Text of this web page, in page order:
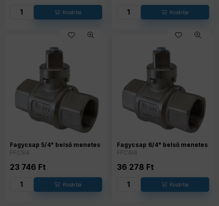
Fagycsap 5/4" belső menetes
FFC5I4
23 746 Ft
Fagycsap 6/4" belső menetes
FFC6I4
36 278 Ft